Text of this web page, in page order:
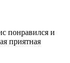
понравился и
приятная